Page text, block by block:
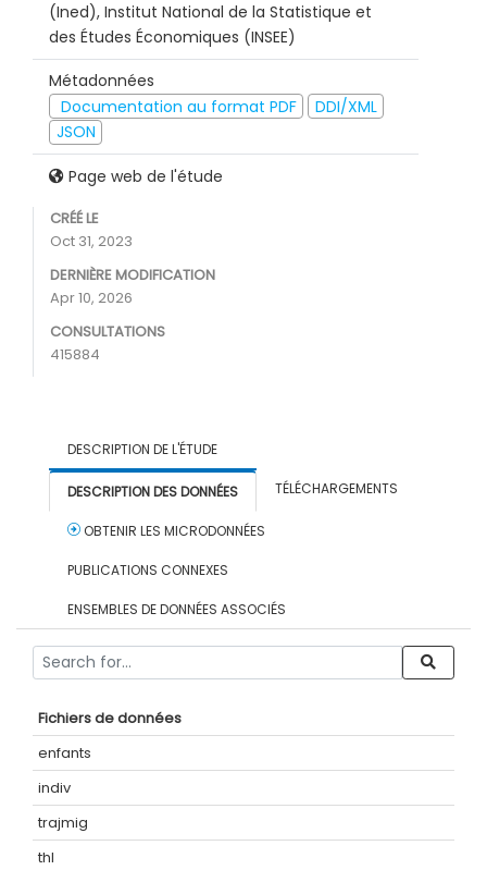
(Ined), Institut National de la Statistique et
des Études Économiques (INSEE)
Métadonnées
Documentation au format PDF
DDI/XML
JSON
Page web de l'étude
CRÉÉ LE
Oct 31, 2023
DERNIÈRE MODIFICATION
Apr 10, 2026
CONSULTATIONS
415884
DESCRIPTION DE L'ÉTUDE
DESCRIPTION DES DONNÉES TÉLÉCHARGEMENTS
OBTENIR LES MICRODONNÉES
PUBLICATIONS CONNEXES
ENSEMBLES DE DONNÉES ASSOCIÉS
Fichiers de données
enfants
indiv
trajmig
thl